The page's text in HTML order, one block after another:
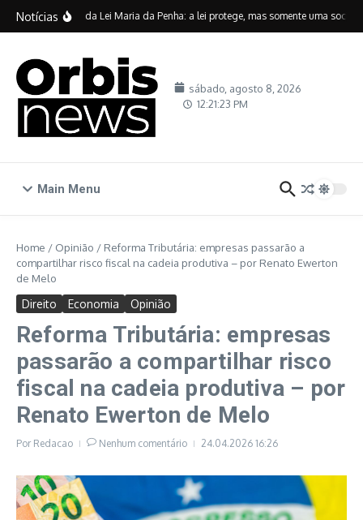
Ir para o conteúdo
Notícias
Vinte anos da Lei Maria da Penha: a lei protege, mas somente uma
sábado, agosto 8, 2026
12:21:24 PM
Main Menu
Home / Opinião / Reforma Tributária: empresas passarão a
compartilhar risco fiscal na cadeia produtiva – por Renato Ewerton
de Melo
Direito Economia Opinião
Reforma Tributária: empresas
passarão a compartilhar risco
fiscal na cadeia produtiva – por
Renato Ewerton de Melo
Por Redacao Nenhum comentário 24.04.2026 16:26